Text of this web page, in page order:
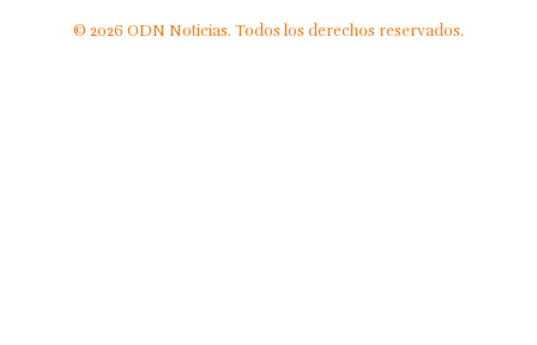
© 2026 ODN Noticias. Todos los derechos reservados.